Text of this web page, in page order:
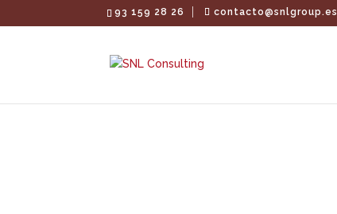
93 159 28 26 contacto@snlgroup.es